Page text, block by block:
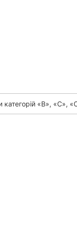
категорій «B»,